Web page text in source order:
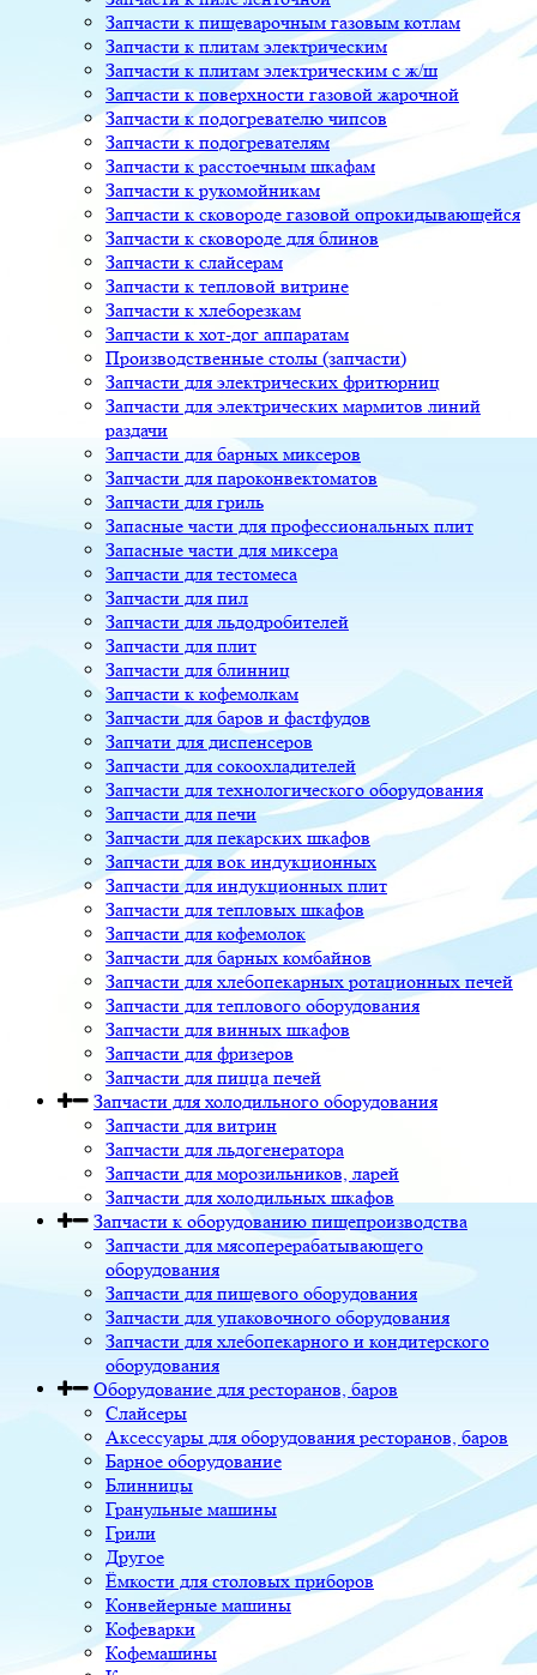
Запчасти к пищеварочным газовым котлам
Запчасти к плитам электрическим
Запчасти к плитам электрическим с ж/ш
Запчасти к поверхности газовой жарочной
Запчасти к подогревателю чипсов
Запчасти к подогревателям
Запчасти к расстоечным шкафам
Запчасти к рукомойникам
Запчасти к сковороде газовой опрокидывающейся
Запчасти к сковороде для блинов
Запчасти к слайсерам
Запчасти к тепловой витрине
Запчасти к хлеборезкам
Запчасти к хот-дог аппаратам
Производственные столы (запчасти)
Запчасти для электрических фритюрниц
Запчасти для электрических мармитов линий
раздачи
Запчасти для барных миксеров
Запчасти для пароконвектоматов
Запчасти для гриль
Запасные части для профессиональных плит
Запасные части для миксера
Запчасти для тестомеса
Запчасти для пил
Запчасти для льдодробителей
Запчасти для плит
Запчасти для блинниц
Запчасти к кофемолкам
Запчасти для баров и фастфудов
Запчати для диспенсеров
Запчасти для сокоохладителей
Запчасти для технологического оборудования
Запчасти для печи
Запчасти для пекарских шкафов
Запчасти для вок индукционных
Запчасти для индукционных плит
Запчасти для тепловых шкафов
Запчасти для кофемолок
Запчасти для барных комбайнов
Запчасти для хлебопекарных ротационных печей
Запчасти для теплового оборудования
Запчасти для винных шкафов
Запчасти для фризеров
Запчасти для пицца печей
Запчасти для холодильного оборудования
Запчасти для витрин
Запчасти для льдогенератора
Запчасти для морозильников, ларей
Запчасти для холодильных шкафов
Запчасти к оборудованию пищепроизводства
Запчасти для мясоперерабатывающего
оборудования
Запчасти для пищевого оборудования
Запчасти для упаковочного оборудования
Запчасти для хлебопекарного и кондитерского
оборудования
Оборудование для ресторанов, баров
Слайсеры
Аксессуары для оборудования ресторанов, баров
Барное оборудование
Блинницы
Гранульные машины
Грили
Другое
Ёмкости для столовых приборов
Конвейерные машины
Кофеварки
Кофемашины